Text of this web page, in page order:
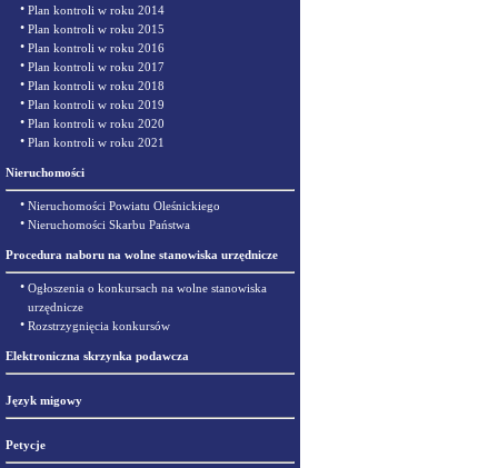
• Plan kontroli w roku 2014
• Plan kontroli w roku 2015
• Plan kontroli w roku 2016
• Plan kontroli w roku 2017
• Plan kontroli w roku 2018
• Plan kontroli w roku 2019
• Plan kontroli w roku 2020
• Plan kontroli w roku 2021
Nieruchomości
• Nieruchomości Powiatu Oleśnickiego
• Nieruchomości Skarbu Państwa
Procedura naboru na wolne stanowiska urzędnicze
• Ogłoszenia o konkursach na wolne stanowiska
urzędnicze
• Rozstrzygnięcia konkursów
Elektroniczna skrzynka podawcza
Język migowy
Petycje